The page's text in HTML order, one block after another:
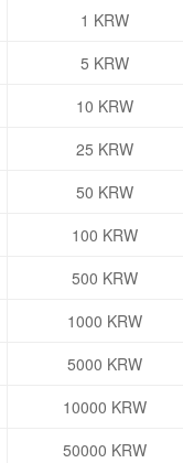
1 KRW
5 KRW
10 KRW
25 KRW
50 KRW
100 KRW
500 KRW
1000 KRW
5000 KRW
10000 KRW
50000 KRW